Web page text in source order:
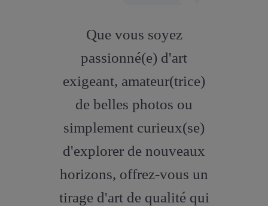
artstation
Que vous soyez
passionné(e) d'art
exigeant, amateur(trice)
de belles photos ou
simplement curieux(se)
d'explorer de nouveaux
horizons, offrez-vous un
tirage d'art de qualité qui